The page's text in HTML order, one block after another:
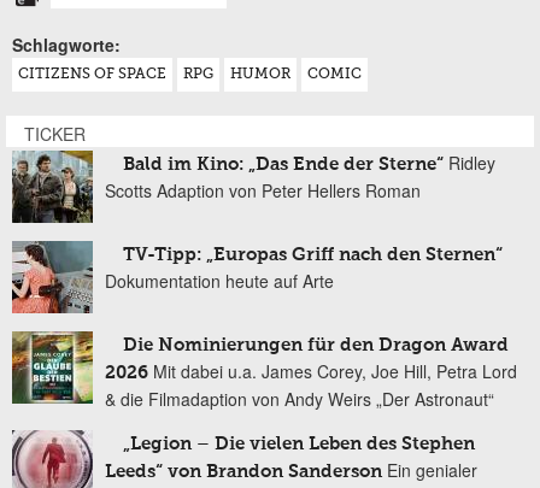
Schlagworte:
CITIZENS OF SPACE RPG HUMOR COMIC
TICKER
Bald im Kino: „Das Ende der Sterne“ Ridley
Scotts Adaption von Peter Hellers Roman
TV-Tipp: „Europas Griff nach den Sternen“
Dokumentation heute auf Arte
Die Nominierungen für den Dragon Award
2026 Mit dabei u.a. James Corey, Joe Hill, Petra Lord
& die Filmadaption von Andy Weirs „Der Astronaut“
„Legion – Die vielen Leben des Stephen
Leeds“ von Brandon Sanderson Ein genialer